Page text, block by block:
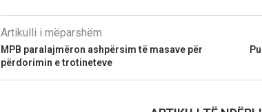
Artikulli i mëparshëm
MPB paralajmëron ashpërsim të masave për
përdorimin e trotineteve